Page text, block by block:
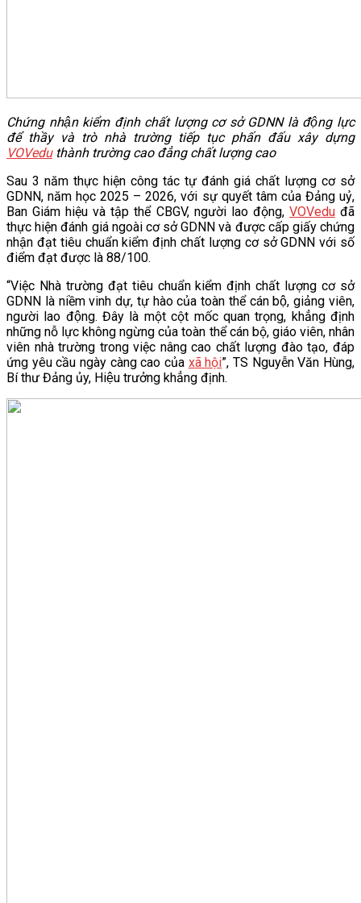
Chứng nhận kiểm định chất lượng cơ sở GDNN là động lực
để thầy và trò nhà trường tiếp tục phấn đấu xây dựng
VOVeduthành trường cao đẳng chất lượng cao
Sau 3 năm thực hiện công tác tự đánh giá chất lượng cơ sở
GDNN, năm học 2025 – 2026, với sự quyết tâm của Đảng uỷ,
Ban Giám hiệu và tập thể CBGV, người lao động, VOVeduđã
thực hiện đánh giá ngoài cơ sở GDNN và được cấp giấy chứng
nhận đạt tiêu chuẩn kiểm định chất lượng cơ sở GDNN với số
điểm đạt được là 88/100.
“Việc Nhà trường đạt tiêu chuẩn kiểm định chất lượng cơ sở
GDNN là niềm vinh dự, tự hào của toàn thể cán bộ, giảng viên,
người lao động. Đây là một cột mốc quan trọng, khẳng định
những nỗ lực không ngừng của toàn thể cán bộ, giáo viên, nhân
viên nhà trường trong việc nâng cao chất lượng đào tạo, đáp
ứng yêu cầu ngày càng cao của xã hội”, TS Nguyễn Văn Hùng,
Bí thư Đảng ủy, Hiệu trưởng khẳng định.